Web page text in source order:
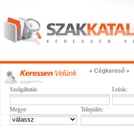
« Cégkereső »
Szolgáltatás: Leírás:
Megye: Település: